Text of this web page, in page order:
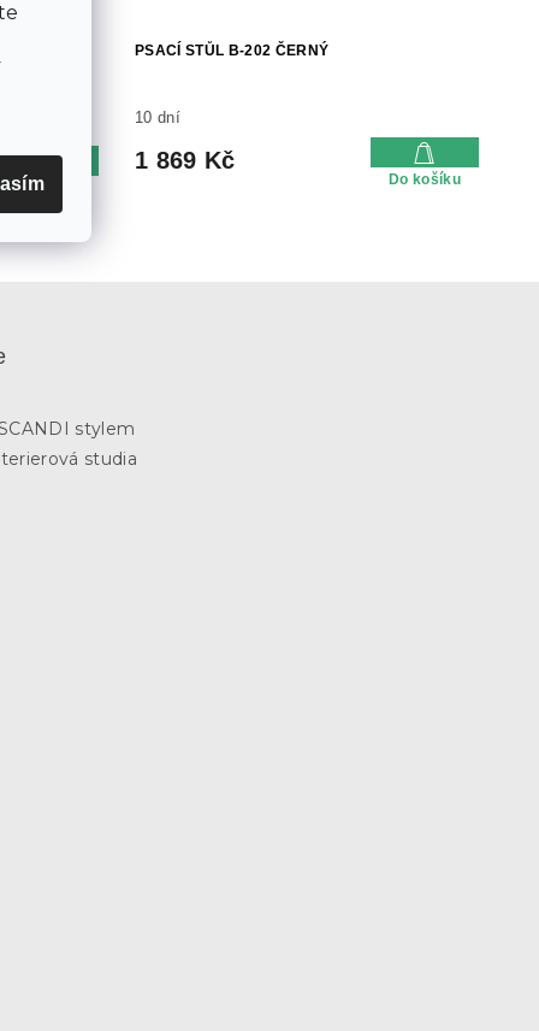
Do košíku
PSACÍ STŮL B-202 ČERNÝ
10 dní
1 869 Kč
Do košíku
stylem
studia